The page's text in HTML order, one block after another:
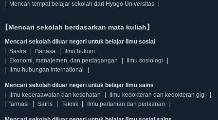
Mencari tempat belajar sekolah dari Hyogo Universitas
【Mencari sekolah berdasarkan mata kuliah】
Mencari sekolah diluar negeri untuk belajar Ilmu sosial
Sastra
Bahasa
Ilmu hukum
Ekonomi, manajemen, dan perdagangan
Ilmu sosiologi
Ilmu hubungan international
Mencari sekolah diluar negeri untuk belajar Ilmu sains
Ilmu keperaawatan dan kesehatan
Ilmu kedokteran dan kedokteran gigi
farmasi
Sains Teknik Ilmu pertanian dan perikanan